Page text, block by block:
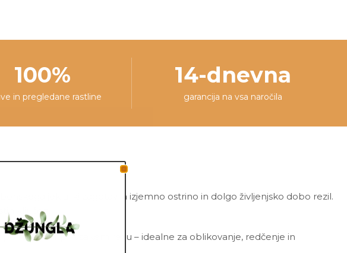
100%
in pregledane rastline
14-dnevna
garancija na vsa naročila
jekla, ki zagotavlja izjemno ostrino in dolgo življenjsko dobo rezil.
ključen.
nadzor pri vsakem rezu – idealne za oblikovanje, redčenje in